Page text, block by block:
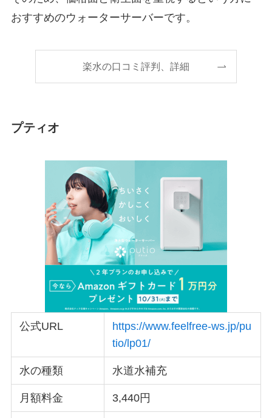
おすすめのウォーターサーバーです。
楽水の口コミ評判、詳細
プティオ
公式URL
https://www.feelfree-ws.jp/pu
tio/lp01/
水の種類 水道水補充
月額料金 3,440円